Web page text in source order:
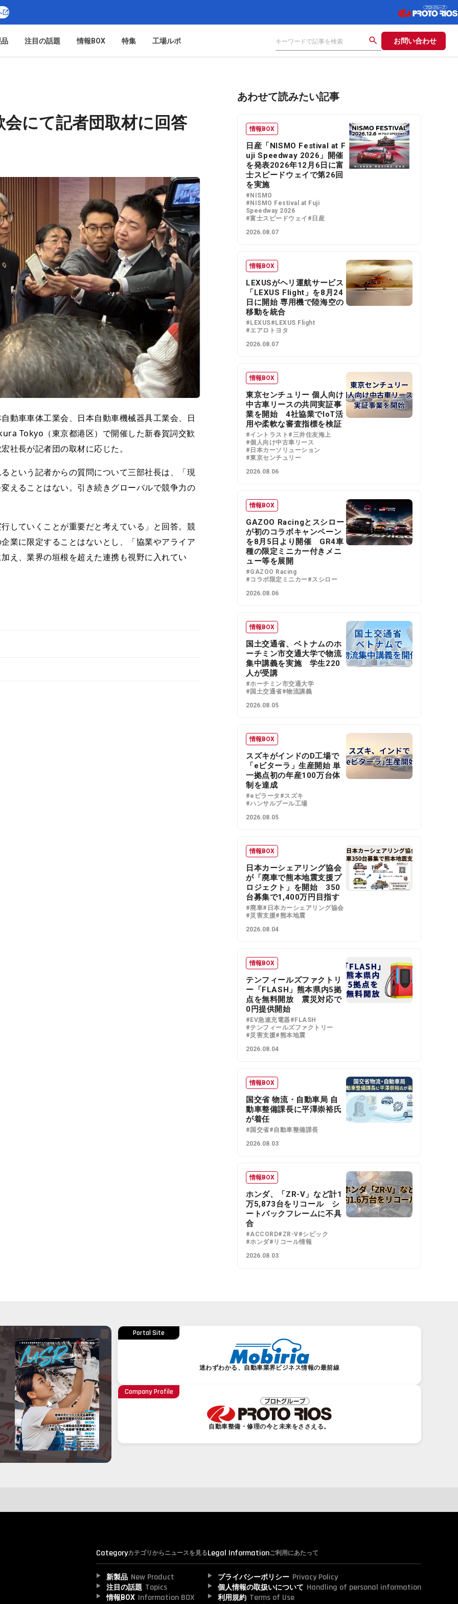
注目の話題 情報BOX 特集 工場ルポ お問い合わせ
にて記者団取材に回答
動車車体工業会、日本自動車機械器具工業会、日
Tokyo（東京都港区）で開催した新春賀詞交歓
社長が記者団の取材に応じた。
という記者からの質問について三部社長は、「現
えることはない。引き続きグローバルで競争力の
していくことが重要だと考えている」と回答。競
業に限定することはないとし、「協業やアライア
え、業界の垣根を超えた連携も視野に入れてい
あわせて読みたい記事
情報BOX
日産「NISMO Festival at F
uji Speedway 2026」開催
を発表2026年12月6日に富
士スピードウェイで第26回
を実施
#NISMO
#NISMO Festival at Fuji
Speedway 2026
#富士スピードウェイ #日産
2026.08.07
情報BOX
LEXUSがヘリ運航サービス
「LEXUS Flight」を8月24
日に開始 専用機で陸海空の
移動を統合
#LEXUS#LEXUS Flight
#エアロトヨタ
2026.08.07
情報BOX
東京センチュリー 個人向け
中古車リースの共同実証事
業を開始 4社協業でIoT活
用や柔軟な審査指標を検証
#イントラスト #三井住友海上
#個人向け中古車リース
#日本カーソリューション
#東京センチュリー
2026.08.06
情報BOX
GAZOO Racingとスシロー
が初のコラボキャンペーン
を8月5日より開催 GR4車
種の限定ミニカー付きメニ
ュー等を展開
#GAZOO Racing
#コラボ限定ミニカー#スシロー
2026.08.06
情報BOX
国土交通省、ベトナムのホ
ーチミン市交通大学で物流
集中講義を実施 学生220
人が受講
#ホーチミン市交通大学
#国土交通省#物流講義
2026.08.05
情報BOX
スズキがインドのD工場で
「eビターラ」生産開始 単
一拠点初の年産100万台体
制を達成
#eビラータ #スズキ
#ハンサルプール工場
2026.08.05
情報BOX
日本カーシェアリング協会
が「廃車で熊本地震支援プ
ロジェクト」を開始 350
台募集で1,400万円目指す
#廃車#日本カーシェアリング協会
#災害支援#熊本地震
2026.08.04
情報BOX
テンフィールズファクトリ
ー「FLASH」熊本県内5拠
点を無料開放 震災対応で
0円提供開始
#EV急速充電器#FLASH
#テンフィールズファクトリー
#災害支援#熊本地震
2026.08.04
情報BOX
国交省 物流・自動車局 自
動車整備課長に平澤崇裕氏
が着任
#国交省#自動車整備課長
2026.08.03
情報BOX
ホンダ、「ZR-V」など計1
万5,873台をリコール シ
ートバックフレームに不具
合
#ACCORD#ZR-V#シビック
#ホンダ#リコール情報
2026.08.03
Portal Site
迷わずわかる、自動車業界ビジネス情報の最前線
Company Profile
自動車整備・修理の今と未来をささえる。
Categoryカテゴリからニュースを見る
新製品 New Product
注目の話題 Topics
情報BOX Information BOX
Legal Informationご利用にあたって
プライバシーポリシー Privacy Policy
個人情報の取扱いについて Handling of personal information
利用規約 Terms of Use